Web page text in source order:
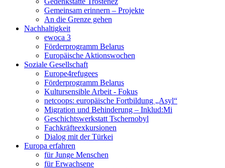
Gemeinsam erinnern – Projekte
An die Grenze gehen
Nachhaltigkeit
ewoca 3
Förderprogramm Belarus
Europäische Aktionswochen
Soziale Gesellschaft
Europe4refugees
Förderprogramm Belarus
Kultursensible Arbeit - Fokus
netcoops: europäische Fortbildung „Asyl“
Migration und Behinderung – Inklud:Mi
Geschichtswerkstatt Tschernobyl
Fachkräfteexkursionen
Dialog mit der Türkei
Europa erfahren
für Junge Menschen
für Erwachsene